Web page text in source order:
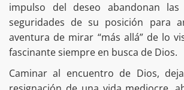
impulso del deseo abandonan las
seguridades de su posición para
aventura de mirar “más allá” de lo
fascinante siempre en busca de Dios.
Caminar al encuentro de Dios,